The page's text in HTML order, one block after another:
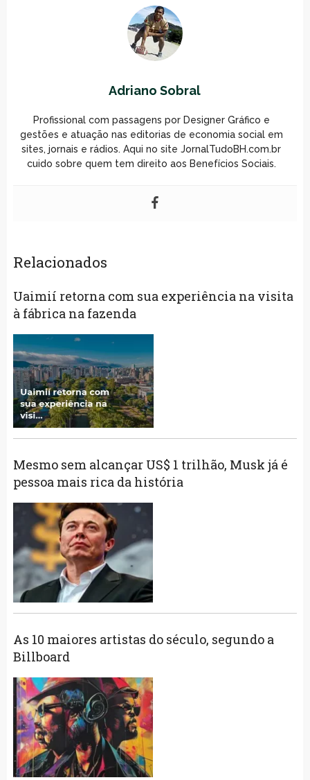
Adriano Sobral
Profissional com passagens por Designer Gráfico e
gestões e atuação nas editorias de economia social em
sites, jornais e rádios. Aqui no site JornalTudoBH.com.br
cuido sobre quem tem direito aos Benefícios Sociais.
Relacionados
Uaimií retorna com sua experiência na visita
à fábrica na fazenda
Mesmo sem alcançar US$ 1 trilhão, Musk já é
pessoa mais rica da história
As 10 maiores artistas do século, segundo a
Billboard